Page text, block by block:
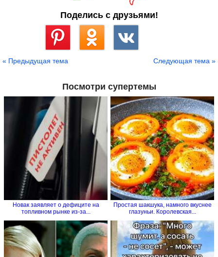
Поделись с друзьями!
« Предыдущая тема Следующая тема »
Посмотри супертемы
Новак заявляет о дефиците на
топливном рынке из-за...
Простая шакшука, намного вкуснее
глазуньи. Королевская...